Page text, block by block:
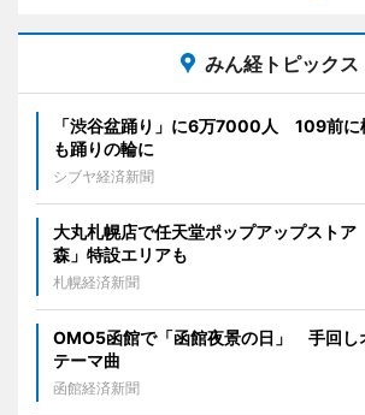
みん経トピックス
「渋谷盆踊り」に6万7000人 109前に
も踊りの輪に
シブヤ経済新聞
大丸札幌店で任天堂ポップアップスト
森」特設エリアも
札幌経済新聞
OMO5函館で「函館夜景の日」 手回し
テーマ曲
函館経済新聞